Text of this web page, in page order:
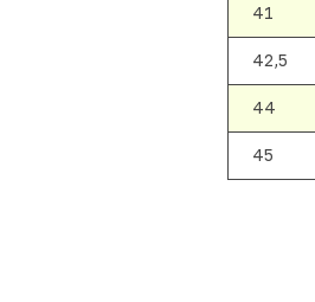
41
42,5
44
45